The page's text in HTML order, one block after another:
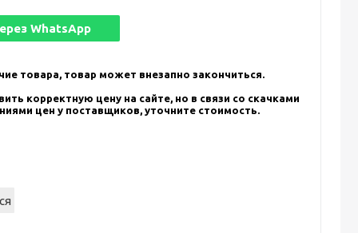
WhatsApp
товара, товар может внезапно закончиться.
корректную цену на сайте, но в связи со скачками
цен у поставщиков, уточните стоимость.